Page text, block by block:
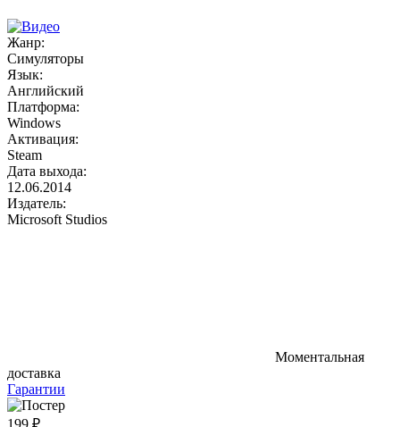
Жанр:
Симуляторы
Язык:
Английский
Платформа:
Windows
Активация:
Steam
Дата выхода:
12.06.2014
Издатель:
Microsoft Studios
Моментальная
доставка
Гарантии
199 ₽